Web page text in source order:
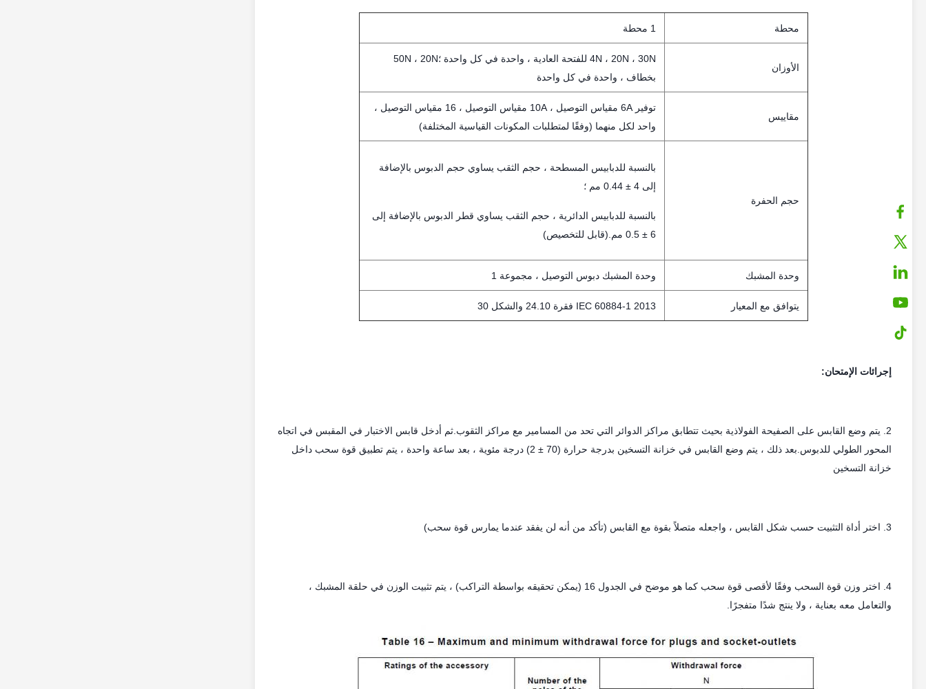
محطة 1 محطة
الأوزان
4N ، 20N ، 30N للفتحة العادية ، واحدة في كل واحدة ؛50N ، 20N
بخطاف ، واحدة في كل واحدة
مقاييس
توفير 6A مقياس التوصيل ، 10A مقياس التوصيل ، 16 مقياس التوصيل ،
واحد لكل منهما (وفقًا لمتطلبات المكونات القياسية المختلفة)
حجم الحفرة
بالنسبة للدبابيس المسطحة ، حجم الثقب يساوي حجم الدبوس بالإضافة
إلى 4 ± 0.44 مم ؛
بالنسبة للدبابيس الدائرية ، حجم الثقب يساوي قطر الدبوس بالإضافة إلى
6 ± 0.5 مم.(قابل للتخصيص)
وحدة المشبك وحدة المشبك دبوس التوصيل ، مجموعة 1
يتوافق مع المعيار IEC 60884-1 2013 فقرة 24.10 والشكل 30
إجرائات الإمتحان:
2. يتم وضع القابس على الصفيحة الفولاذية بحيث تتطابق مراكز الدوائر التي تحد من المسامير مع مراكز الثقوب.ثم أدخل قابس الاختبار في المقبس في اتجاه
المحور الطولي للدبوس.بعد ذلك ، يتم وضع القابس في خزانة التسخين بدرجة حرارة (70 ± 2) درجة مئوية ، بعد ساعة واحدة ، يتم تطبيق قوة سحب داخل
خزانة التسخين
3. اختر أداة التثبيت حسب شكل القابس ، واجعله متصلاً بقوة مع القابس (تأكد من أنه لن يفقد عندما يمارس قوة سحب)
4. اختر وزن قوة السحب وفقًا لأقصى قوة سحب كما هو موضح في الجدول 16 (يمكن تحقيقه بواسطة التراكب) ، يتم تثبيت الوزن في حلقة المشبك ،
والتعامل معه بعناية ، ولا ينتج شدًا متفجرًا.